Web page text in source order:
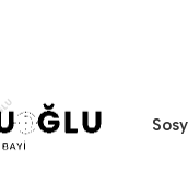
kalite, güvenlik ve